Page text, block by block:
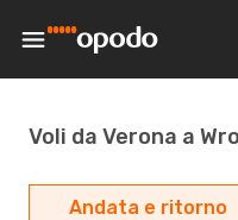
Voli da Verona a
Andata e ritorno